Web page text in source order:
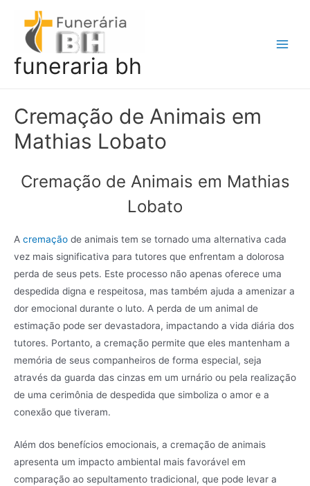
conteúdo
funeraria bh
Cremação de Animais em
Mathias Lobato
Cremação de Animais em Mathias
Lobato
A cremação de animais tem se tornado uma alternativa cada
vez mais significativa para tutores que enfrentam a dolorosa
perda de seus pets. Este processo não apenas oferece uma
despedida digna e respeitosa, mas também ajuda a amenizar a
dor emocional durante o luto. A perda de um animal de
estimação pode ser devastadora, impactando a vida diária dos
tutores. Portanto, a cremação permite que eles mantenham a
memória de seus companheiros de forma especial, seja
através da guarda das cinzas em um urnário ou pela realização
de uma cerimônia de despedida que simboliza o amor e a
conexão que tiveram.
Além dos benefícios emocionais, a cremação de animais
apresenta um impacto ambiental mais favorável em
comparação ao sepultamento tradicional, que pode levar a